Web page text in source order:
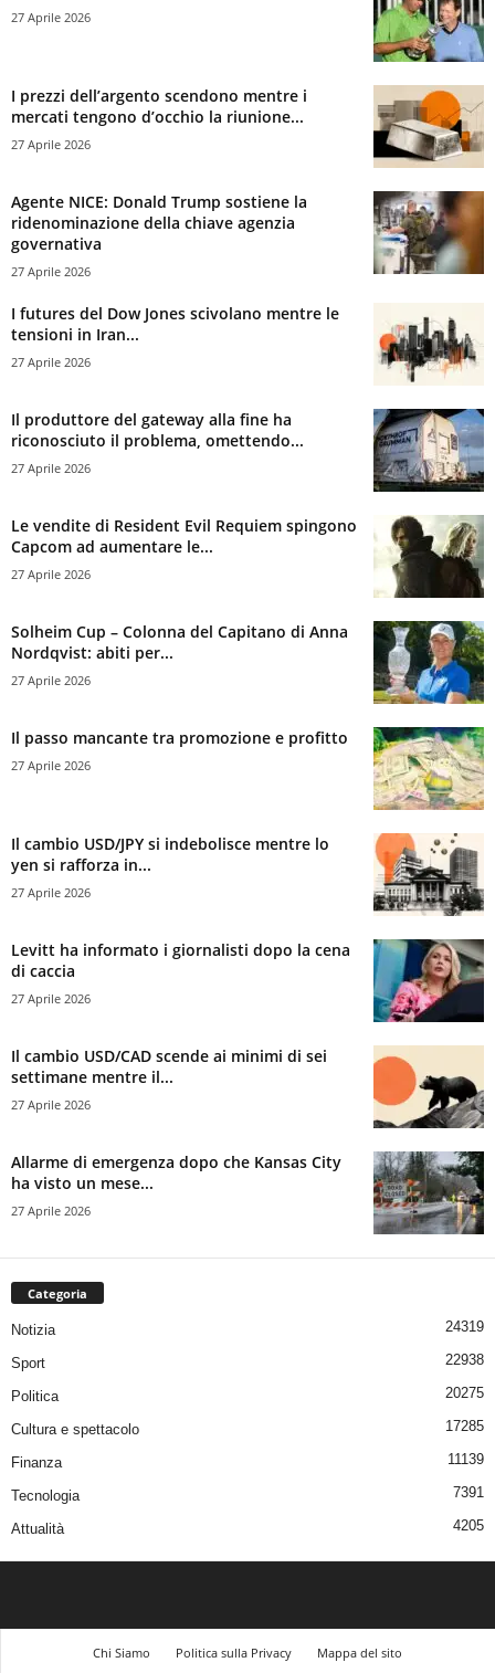
27 Aprile 2026
I prezzi dell’argento scendono mentre i
mercati tengono d’occhio la riunione...
27 Aprile 2026
Agente NICE: Donald Trump sostiene la
ridenominazione della chiave agenzia
governativa
27 Aprile 2026
I futures del Dow Jones scivolano mentre le
tensioni in Iran...
27 Aprile 2026
Il produttore del gateway alla fine ha
riconosciuto il problema, omettendo...
27 Aprile 2026
Le vendite di Resident Evil Requiem spingono
Capcom ad aumentare le...
27 Aprile 2026
Solheim Cup – Colonna del Capitano di Anna
Nordqvist: abiti per...
27 Aprile 2026
Il passo mancante tra promozione e profitto
27 Aprile 2026
Il cambio USD/JPY si indebolisce mentre lo
yen si rafforza in...
27 Aprile 2026
Levitt ha informato i giornalisti dopo la cena
di caccia
27 Aprile 2026
Il cambio USD/CAD scende ai minimi di sei
settimane mentre il...
27 Aprile 2026
Allarme di emergenza dopo che Kansas City
ha visto un mese...
27 Aprile 2026
Categoria
Notizia 24319
Sport 22938
Politica 20275
Cultura e spettacolo 17285
Finanza 11139
Tecnologia 7391
Attualità 4205
Chi Siamo Politica sulla Privacy Mappa del sito